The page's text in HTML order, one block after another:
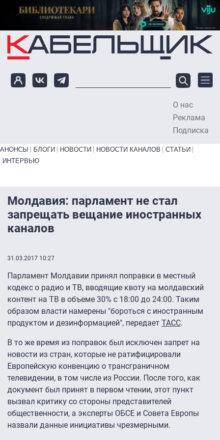
Перейти к основному содержанию
О нас
Реклама
Подписка
Primary links bottom
АНОНСЫ БЛОГИ НОВОСТИ НОВОСТИ КАНАЛОВ
СТАТЬИ
ИНТЕРВЬЮ
Молдавия: парламент не стал
запрещать вещание иностранных
каналов
31.03.2017 10:27
Парламент Молдавии принял поправки в местный
кодекс о радио и ТВ, вводящие квоту на молдавский
контент на ТВ в объеме 30% с 18:00 до 24:00. Таким
образом власти намерены "бороться с иностранным
продуктом и дезинформацией", передает ТАСС.
В то же время из поправок был исключен запрет на
новости из стран, которые не ратифицировали
Европейскую конвенцию о трансграничном
телевидении, в том числе из России. После того, как
документ был принят в первом чтении, этот пункт
вызвал критику со стороны представителей
общественности, а эксперты ОБСЕ и Совета Европы
назвали данные инициативы чрезмерными.